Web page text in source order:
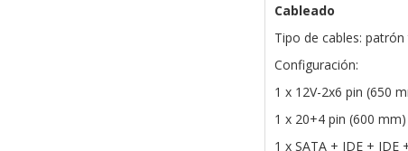
Cableado
Tipo de cables:
Configuración:
1 x 12V-2x6 pin (650
1 x 20+4 pin (600 mm)
1 x SATA + IDE +